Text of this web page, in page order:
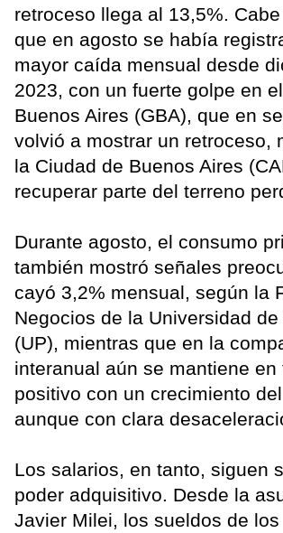
retroceso llega al 13,5%.
que en agosto se había
mayor caída mensual desde
2023, con un fuerte golpe en
Buenos Aires (GBA), que en
volvió a mostrar un retroceso,
la Ciudad de Buenos Aires
recuperar parte del terreno
Durante agosto, el consumo
también mostró señales
cayó 3,2% mensual, según la
Negocios de la Universidad de
(UP), mientras que en la
interanual aún se mantiene en
positivo con un crecimiento
aunque con clara
Los salarios, en tanto, siguen
poder adquisitivo. Desde la
Javier Milei, los sueldos de los